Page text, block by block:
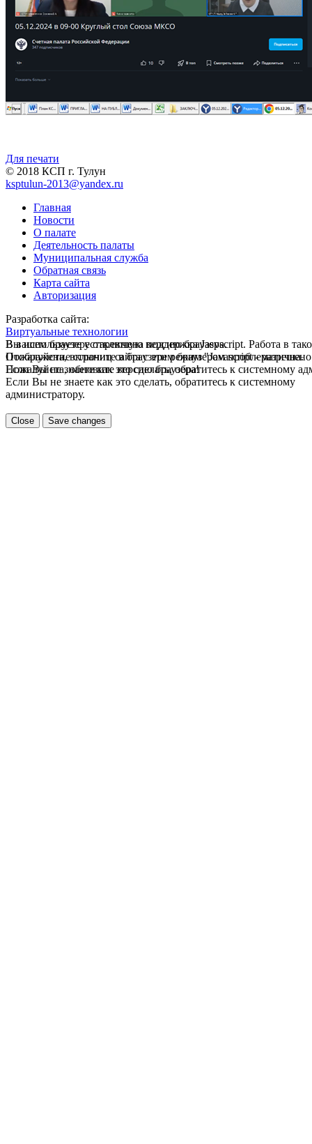
Для печати
© 2018 КСП г. Тулун
ksptulun-2013@yandex.ru
Главная
Новости
О палате
Деятельность палаты
Муниципальная служба
Обратная связь
Карта сайта
Авторизация
Разработка сайта:
Виртуальные технологии
В вашем браузере отключена поддержка Jasvscript. Работа в
Пожалуйста, включите в браузере режим "Javascript -
Если Вы не знаете как это сделать, обратитесь к системному
Вы используете устаревшую версию браузера.
Отображение страниц сайта с этим браузером проблематична.
Пожалуйста, обновите версию браузера!
Если Вы не знаете как это сделать, обратитесь к системному
администратору.
Close Save changes